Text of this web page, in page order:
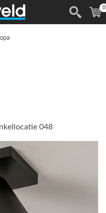
de
(
0
048